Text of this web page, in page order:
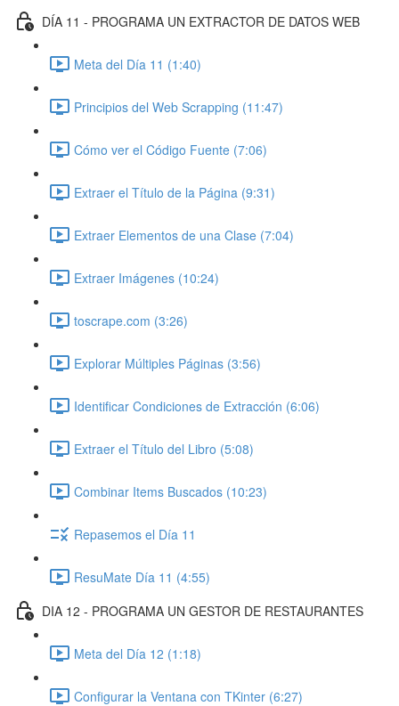
DÍA 11 - PROGRAMA UN EXTRACTOR DE DATOS WEB
Meta del Día 11 (1:40)
Principios del Web Scrapping (11:47)
Cómo ver el Código Fuente (7:06)
Extraer el Título de la Página (9:31)
Extraer Elementos de una Clase (7:04)
Extraer Imágenes (10:24)
toscrape.com (3:26)
Explorar Múltiples Páginas (3:56)
Identificar Condiciones de Extracción (6:06)
Extraer el Título del Libro (5:08)
Combinar Items Buscados (10:23)
Repasemos el Día 11
ResuMate Día 11 (4:55)
DIA 12 - PROGRAMA UN GESTOR DE RESTAURANTES
Meta del Día 12 (1:18)
Configurar la Ventana con TKinter (6:27)